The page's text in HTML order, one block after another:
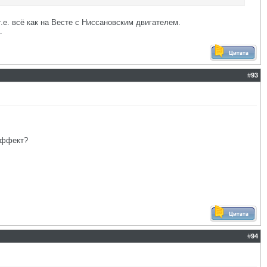
всё как на Весте с Ниссановским двигателем.
#93
#94